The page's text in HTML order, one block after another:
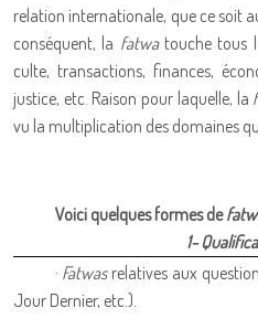
relation internationale, que ce soit
conséquent, la fatwatouche tous
culte, transactions, finances,
justice, etc. Raison pour laquelle, la
vu la multiplication des domaines
Voici quelques formes de
1-
· Fatwasrelatives aux
Jour Dernier, etc.).